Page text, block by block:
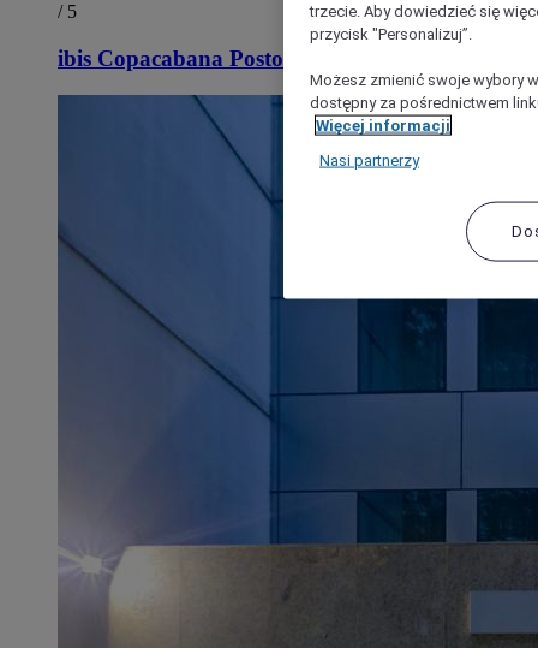
/ 5
ibis Copacabana Posto 5
trzecie. Aby dowiedzieć się
przycisk "Personalizuj”.
Możesz zmienić swoje wybory
dostępny za pośrednictwem
Więcej informacji
Nasi partnerzy